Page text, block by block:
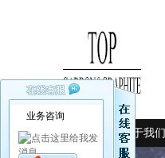
网站首页 关于我们
业务咨询